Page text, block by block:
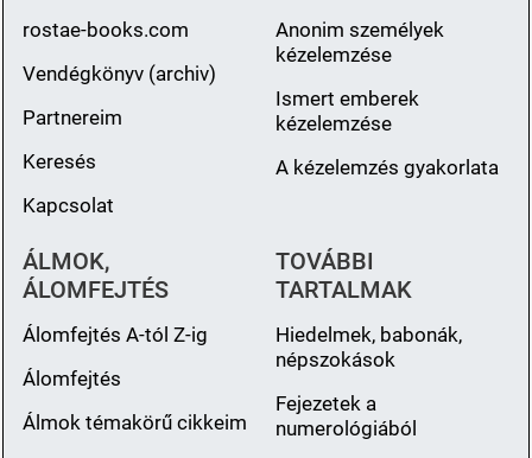
rostae-books.com
Vendégkönyv (archiv)
Partnereim
Keresés
Kapcsolat
Anonim személyek
kézelemzése
Ismert emberek
kézelemzése
A kézelemzés gyakorlata
ÁLMOK,
ÁLOMFEJTÉS
Álomfejtés A-tól Z-ig
Álomfejtés
Álmok témakörű cikkeim
TOVÁBBI
TARTALMAK
Hiedelmek, babonák,
népszokások
Fejezetek a
numerológiából